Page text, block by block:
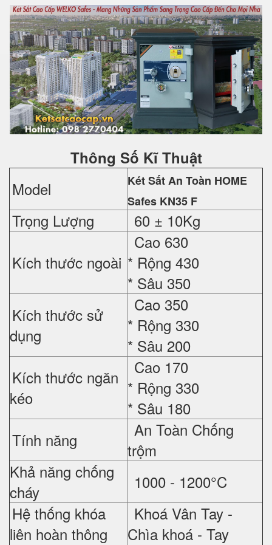
Thông Số Kĩ Thuật
Model
Két Sắt An Toàn HOME
Safes KN35 F
Trọng Lượng
60 ± 10Kg
Kích thước ngoài
Cao 630
* Rộng 430
* Sâu 350
Kích thước sử
dụng
Cao 350
* Rộng 330
* Sâu 200
Kích thước ngăn
kéo
Cao 170
* Rộng 330
* Sâu 180
Tính năng
An Toàn Chống
trộm
Khả năng chống
cháy
1000 - 1200°C
Hệ thống khóa
liên hoàn thông
Khoá Vân Tay -
Chìa khoá - Tay